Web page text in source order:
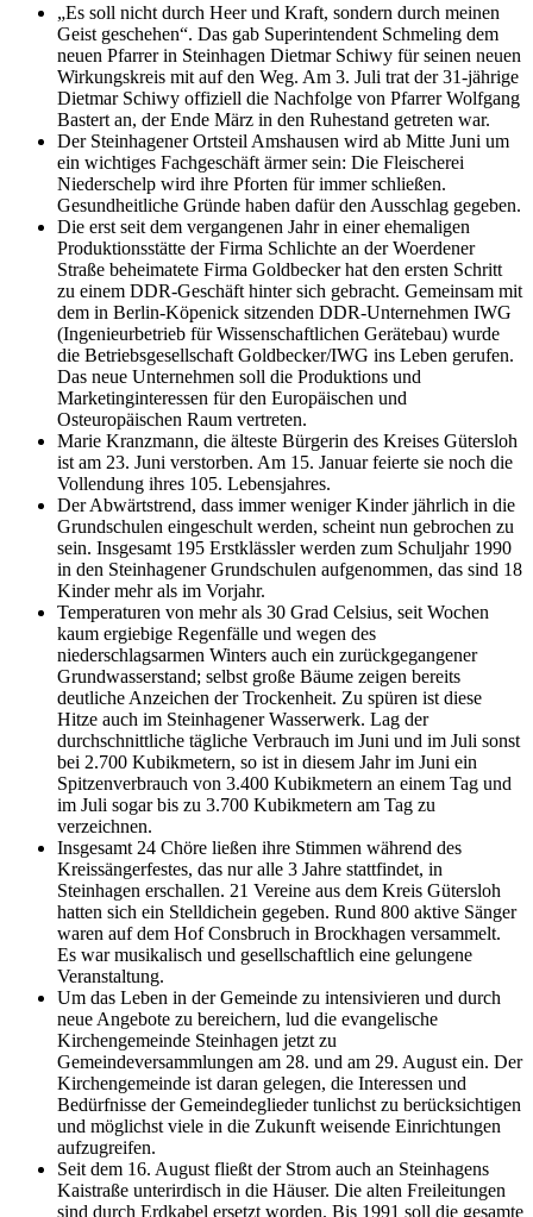
„Es soll nicht durch Heer und Kraft, sondern durch meinen
Geist geschehen“. Das gab Superintendent Schmeling dem
neuen Pfarrer in Steinhagen Dietmar Schiwy für seinen neuen
Wirkungskreis mit auf den Weg. Am 3. Juli trat der 31-jährige
Dietmar Schiwy offiziell die Nachfolge von Pfarrer Wolfgang
Bastert an, der Ende März in den Ruhestand getreten war.
Der Steinhagener Ortsteil Amshausen wird ab Mitte Juni um
ein wichtiges Fachgeschäft ärmer sein: Die Fleischerei
Niederschelp wird ihre Pforten für immer schließen.
Gesundheitliche Gründe haben dafür den Ausschlag gegeben.
Die erst seit dem vergangenen Jahr in einer ehemaligen
Produktionsstätte der Firma Schlichte an der Woerdener
Straße beheimatete Firma Goldbecker hat den ersten Schritt
zu einem DDR-Geschäft hinter sich gebracht. Gemeinsam mit
dem in Berlin-Köpenick sitzenden DDR-Unternehmen IWG
(Ingenieurbetrieb für Wissenschaftlichen Gerätebau) wurde
die Betriebsgesellschaft Goldbecker/IWG ins Leben gerufen.
Das neue Unternehmen soll die Produktions und
Marketinginteressen für den Europäischen und
Osteuropäischen Raum vertreten.
Marie Kranzmann, die älteste Bürgerin des Kreises Gütersloh
ist am 23. Juni verstorben. Am 15. Januar feierte sie noch die
Vollendung ihres 105. Lebensjahres.
Der Abwärtstrend, dass immer weniger Kinder jährlich in die
Grundschulen eingeschult werden, scheint nun gebrochen zu
sein. Insgesamt 195 Erstklässler werden zum Schuljahr 1990
in den Steinhagener Grundschulen aufgenommen, das sind 18
Kinder mehr als im Vorjahr.
Temperaturen von mehr als 30 Grad Celsius, seit Wochen
kaum ergiebige Regenfälle und wegen des
niederschlagsarmen Winters auch ein zurückgegangener
Grundwasserstand; selbst große Bäume zeigen bereits
deutliche Anzeichen der Trockenheit. Zu spüren ist diese
Hitze auch im Steinhagener Wasserwerk. Lag der
durchschnittliche tägliche Verbrauch im Juni und im Juli sonst
bei 2.700 Kubikmetern, so ist in diesem Jahr im Juni ein
Spitzenverbrauch von 3.400 Kubikmetern an einem Tag und
im Juli sogar bis zu 3.700 Kubikmetern am Tag zu
verzeichnen.
Insgesamt 24 Chöre ließen ihre Stimmen während des
Kreissängerfestes, das nur alle 3 Jahre stattfindet, in
Steinhagen erschallen. 21 Vereine aus dem Kreis Gütersloh
hatten sich ein Stelldichein gegeben. Rund 800 aktive Sänger
waren auf dem Hof Consbruch in Brockhagen versammelt.
Es war musikalisch und gesellschaftlich eine gelungene
Veranstaltung.
Um das Leben in der Gemeinde zu intensivieren und durch
neue Angebote zu bereichern, lud die evangelische
Kirchengemeinde Steinhagen jetzt zu
Gemeindeversammlungen am 28. und am 29. August ein. Der
Kirchengemeinde ist daran gelegen, die Interessen und
Bedürfnisse der Gemeindeglieder tunlichst zu berücksichtigen
und möglichst viele in die Zukunft weisende Einrichtungen
aufzugreifen.
Seit dem 16. August fließt der Strom auch an Steinhagens
Kaistraße unterirdisch in die Häuser. Die alten Freileitungen
sind durch Erdkabel ersetzt worden. Bis 1991 soll die gesamte